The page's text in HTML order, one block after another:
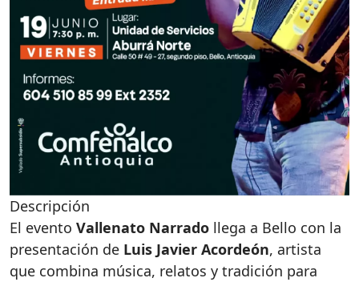
Descripción
El evento Vallenato Narrado llega a Bello con la
presentación de Luis Javier Acordeón, artista
que combina música, relatos y tradición para